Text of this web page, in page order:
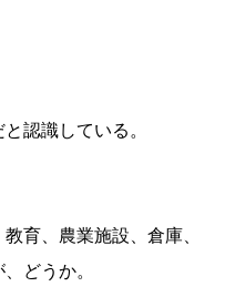
認識している。
育、農業施設、倉庫、
どうか。